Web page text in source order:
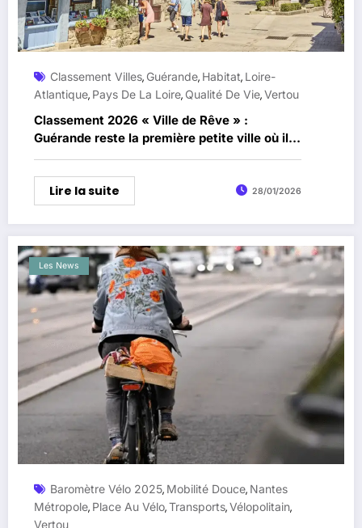
Classement Villes, Guérande, Habitat, Loire-
Atlantique, Pays De La Loire, Qualité De Vie,Vertou
Classement 2026 « Ville de Rêve » :
Guérande reste la première petite ville où il
fait bon vivre
Lire la suite 28/01/2026
Les News
Baromètre Vélo 2025, Mobilité Douce, Nantes
Métropole, Place Au Vélo,Transports,Vélopolitain,
Vertou